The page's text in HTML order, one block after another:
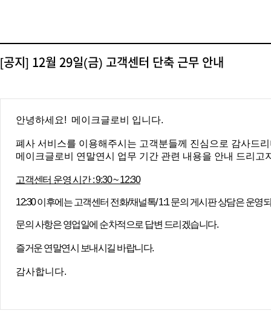
[공지] 12월 29일(금) 고객센터 단축 근무 안내
안녕하세요! 메이크글로비 입니다.
폐사 서비스를 이용해 주시는 고객분들께 진심으로 감사드
메이크글로비 연말연시 업무 기간 관련 내용을 안내 드리고
고객센터 운영 시간 : 9:30 ~ 12:30
12:30 이후에는 고객센터 전화/채널톡/ 1:1 문의 게시판 상담은 운영
문의 사항은 영업일에 순차적으로 답변 드리겠습니다.
즐거운 연말연시 보내시길 바랍니다.
감사합니다.